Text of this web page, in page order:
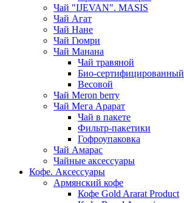
Чай "IJEVAN". MASIS
Чай Агат
Чай Нане
Чай Гюмри
Чай Манана
Чай травяной
Био-сертифицированный
Весовой
Чай Meron berry
Чай Мега Арарат
Чай в пакете
Фильтр-пакетики
Гофроупаковка
Чай Амарас
Чайные аксессуары
Кофе. Аксессуары
Армянский кофе
Кофе Gold Ararat Product